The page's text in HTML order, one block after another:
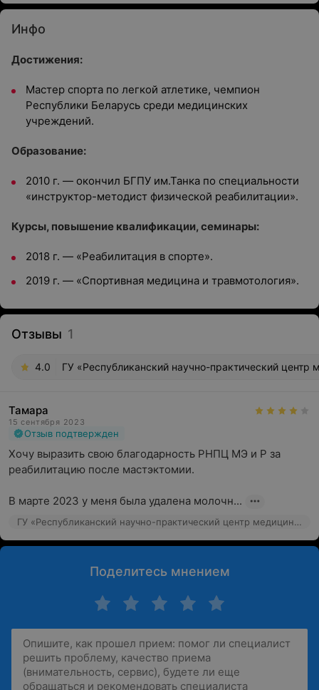
Инфо
Достижения:
Мастер спорта по легкой атлетике, чемпион
Республики Беларусь среди медицинских
учреждений.
Образование:
2010 г. — окончил БГПУ им.Танка по специальности
«инструктор-методист физической реабилитации».
Курсы, повышение квалификации, семинары:
2018 г. — «Реабилитация в спорте».
2019 г. — «Спортивная медицина и травмотология».
Отзывы 1
4.0 ГУ «Республиканский научно-практический
Тамара
15 сентября 2023
Отзыв подтвержден
Хочу выразить свою благодарность РНПЦ МЭ и Р за
реабилитацию после мастэктомии.
В марте 2023 у меня была удалена молочн...
ГУ «Республиканский научно-практический центр медицинской экспертизы и реабилитаци», Минский р-н, д. Юхновка, Колодищанский сельсовет, 93
Поделитесь мнением